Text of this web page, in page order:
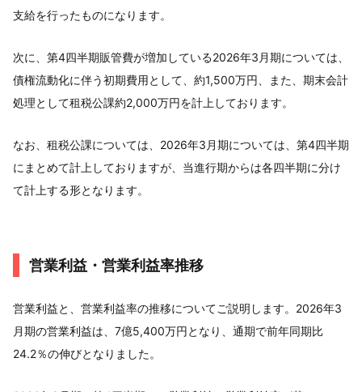
支給を行ったものになります。
次に、第4四半期販管費が増加している2026年3月期については、
債権流動化に伴う初期費用として、約1,500万円、また、期末会計
処理として租税公課約2,000万円を計上しております。
なお、租税公課については、2026年3月期については、第4四半期
にまとめて計上しておりますが、当進行期からは各四半期に分け
て計上する形となります。
営業利益・営業利益率推移
営業利益と、営業利益率の推移についてご説明します。2026年3
月期の営業利益は、7億5,400万円となり、通期で前年同期比
24.2％の伸びとなりました。